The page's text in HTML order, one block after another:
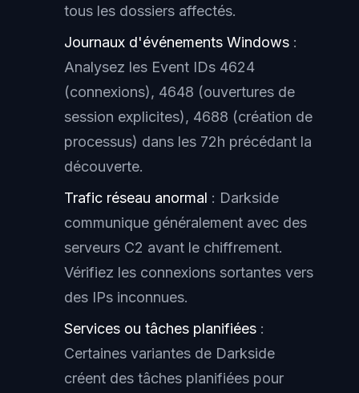
tous les dossiers affectés.
Journaux d'événements Windows :
Analysez les Event IDs 4624
(connexions), 4648 (ouvertures de
session explicites), 4688 (création de
processus) dans les 72h précédant la
découverte.
Trafic réseau anormal : Darkside
communique généralement avec des
serveurs C2 avant le chiffrement.
Vérifiez les connexions sortantes vers
des IPs inconnues.
Services ou tâches planifiées :
Certaines variantes de Darkside
créent des tâches planifiées pour